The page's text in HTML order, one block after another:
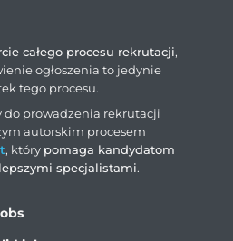
całego procesu rekrutacji,
ogłoszenia to jedynie
tego procesu.
do prowadzenia rekrutacji
autorskim procesem
, który pomaga kandydatom
specjalistami.